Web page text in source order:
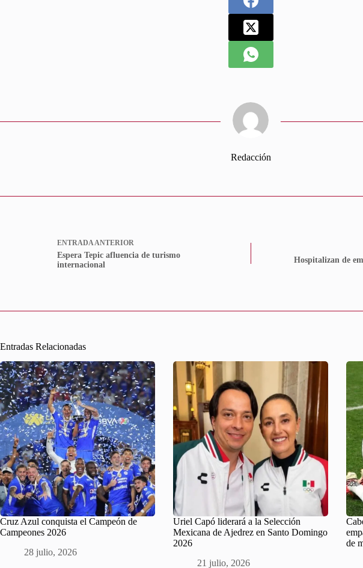
Redacción
ENTRADAANTERIOR
Espera Tepic afluencia de turismo
internacional
Hospitalizan de
Entradas Relacionadas
Cruz Azul conquista el Campeón de
Campeones 2026
28 julio, 2026
Uriel Capó liderará a la Selección
Mexicana de Ajedrez en Santo Domingo
2026
21 julio, 2026
de